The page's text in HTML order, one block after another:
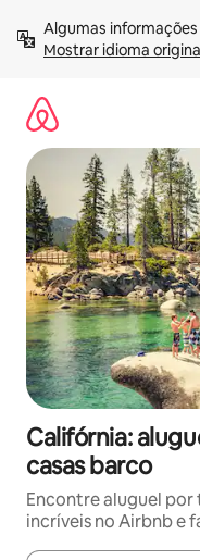
para
Mostrar idioma
Califórnia:
casas barco
Encontre aluguel
incríveis no Airbnb e